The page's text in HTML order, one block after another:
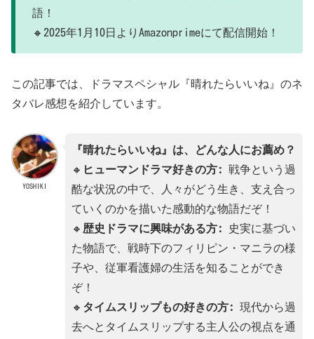
語！
🔸2025年1月10日よりAmazonprimeにて配信開始！
この記事では、ドラマスペシャル『晴れたらいいね』のネ
タバレ感想を紹介しています。
YOSHIKI
『晴れたらいいね』は、どんな人にお薦め？
🔸 ヒューマンドラマ好きの方: 戦争という過
酷な状況の中で、人々がどう生き、支え合っ
ていくのかを描いた感動的な物語だぞ！
🔸 歴史ドラマに興味がある方: 史実に基づい
た物語で、戦時下のフィリピン・マニラの様
子や、従軍看護婦の生活を知ることができ
ぞ！
🔸 タイムスリップもの好きの方: 現代から過
去へとタイムスリップする主人公の視点を通